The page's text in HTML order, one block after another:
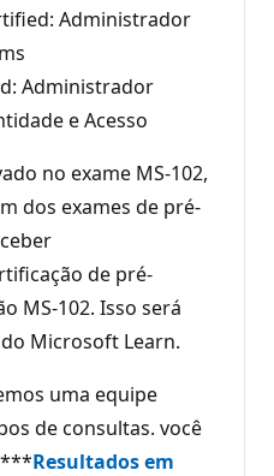
Administrador
Administrador
e Acesso
no exame MS-102,
dos exames de pré-
de pré-
MS-102. Isso será
Microsoft Learn.
uma equipe
de consultas. você
Resultados em